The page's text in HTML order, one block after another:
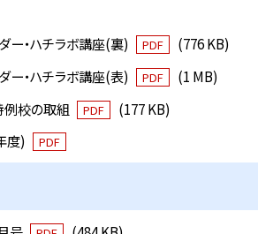
ー・ハチラボ講座(裏)
PDF
(776 KB)
ー・ハチラボ講座(表)
PDF
(1 MB)
校の取組
PDF
(177 KB)
度)
PDF